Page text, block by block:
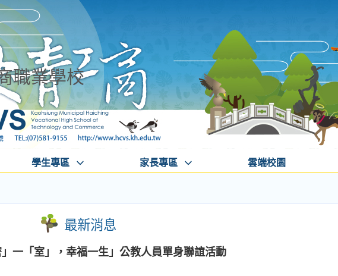
職業學校
學生專區 家長專區 雲端校園
最新消息
一「室」，幸福一生」公教人員單身聯誼活動